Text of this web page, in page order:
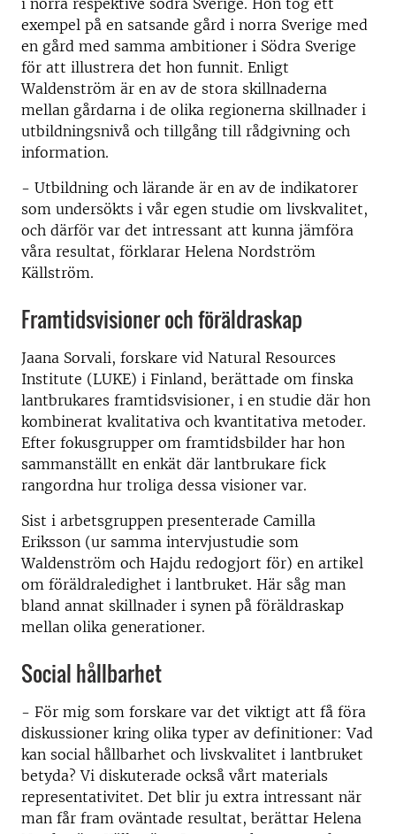
i norra respektive södra Sverige. Hon tog ett
exempel på en satsande gård i norra Sverige med
en gård med samma ambitioner i Södra Sverige
för att illustrera det hon funnit. Enligt
Waldenström är en av de stora skillnaderna
mellan gårdarna i de olika regionerna skillnader i
utbildningsnivå och tillgång till rådgivning och
information.
- Utbildning och lärande är en av de indikatorer
som undersökts i vår egen studie om livskvalitet,
och därför var det intressant att kunna jämföra
våra resultat, förklarar Helena Nordström
Källström.
Framtidsvisioner och föräldraskap
Jaana Sorvali, forskare vid Natural Resources
Institute (LUKE) i Finland, berättade om finska
lantbrukares framtidsvisioner, i en studie där hon
kombinerat kvalitativa och kvantitativa metoder.
Efter fokusgrupper om framtidsbilder har hon
sammanställt en enkät där lantbrukare fick
rangordna hur troliga dessa visioner var.
Sist i arbetsgruppen presenterade Camilla
Eriksson (ur samma intervjustudie som
Waldenström och Hajdu redogjort för) en artikel
om föräldraledighet i lantbruket. Här såg man
bland annat skillnader i synen på föräldraskap
mellan olika generationer.
Social hållbarhet
- För mig som forskare var det viktigt att få föra
diskussioner kring olika typer av definitioner: Vad
kan social hållbarhet och livskvalitet i lantbruket
betyda? Vi diskuterade också vårt materials
representativitet. Det blir ju extra intressant när
man får fram oväntade resultat, berättar Helena